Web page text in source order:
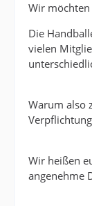
Wir
Die
vielen
Warum also
Wir heißen
angenehme